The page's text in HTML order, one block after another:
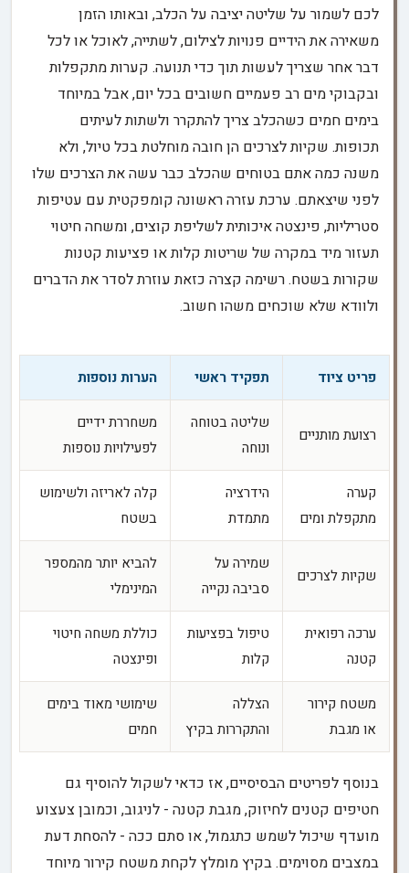
לכם לשמור על שליטה יציבה על הכלב, ובאותו הזמן
משאירה את הידיים פנויות לצילום, לשתייה, לאוכל או לכל
דבר אחר שצריך לעשות תוך כדי תנועה. קערות מתקפלות
ובקבוקי מים רב פעמיים חשובים בכל יום, אבל במיוחד
בימים חמים כשהכלב צריך להתקרר ולשתות לעיתים
תכופות. שקיות לצרכים הן חובה מוחלטת בכל טיול, ולא
משנה כמה אתם בטוחים שהכלב כבר עשה את הצרכים שלו
לפני שיצאתם. ערכת עזרה ראשונה קומפקטית עם עטיפות
סטריליות, פינצטה איכותית לשליפת קוצים, ומשחה חיטוי
תעזור מיד במקרה של שריטות קלות או פציעות קטנות
שקורות בשטח. רשימה קצרה כזאת עוזרת לסדר את הדברים
ולוודא שלא שוכחים משהו חשוב.
פריט ציוד תפקיד ראשי הערות נוספות
רצועת מותניים
שליטה בטוחה
ונוחה
משחררת ידיים
לפעילויות נוספות
קערה
מתקפלת ומים
הידרציה
מתמדת
קלה לאריזה ולשימוש
בשטח
שקיות לצרכים
שמירה על
סביבה נקייה
להביא יותר מהמספר
המינימלי
ערכה רפואית
קטנה
טיפול בפציעות
קלות
כוללת משחה חיטוי
ופינצטה
משטח קירור
או מגבת
הצללה
והתקררות בקיץ
שימושי מאוד בימים
חמים
בנוסף לפריטים הבסיסיים, אז כדאי לשקול להוסיף גם
חטיפים קטנים לחיזוק, מגבת קטנה - לניגוב, וכמובן צעצוע
מועדף שיכול לשמש כתגמול, או סתם ככה - להסחת דעת
במצבים מסוימים. בקיץ מומלץ לקחת משטח קירור מיוחד